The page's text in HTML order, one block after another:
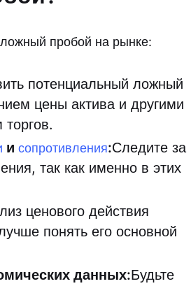
ложный пробой на рынке:
потенциальный ложный
цены актива и другими
и сопротивления:Следите за
так как именно в этих
ценового действия
понять его основной
данных:Будьте